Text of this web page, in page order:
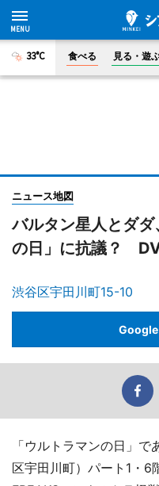
33°C 食べる 見る・遊
ニュース地図
バルタン星人とダ
の日」に抗議？
渋谷区宇田川町15-10
Google
「ウルトラマンの日」
区宇田川町）パート1・6